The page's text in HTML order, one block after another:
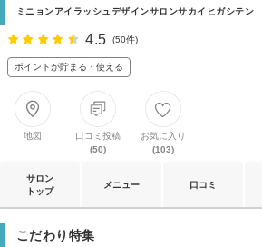
ミニョンアイラッシュデザインサロンサカイヒガシテン
4.5 (50件)
ポイントが貯まる・使える
地図
口コミ投稿
(50)
お気に入り
(103)
サロン
トップ
メニュー 口コミ
こだわり特集